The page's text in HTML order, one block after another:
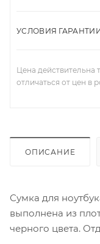
УСЛОВИЯ
Цена действительна
отличаться от цен в
ОПИСАНИЕ
Сумка для
выполнена из
черного цвета.